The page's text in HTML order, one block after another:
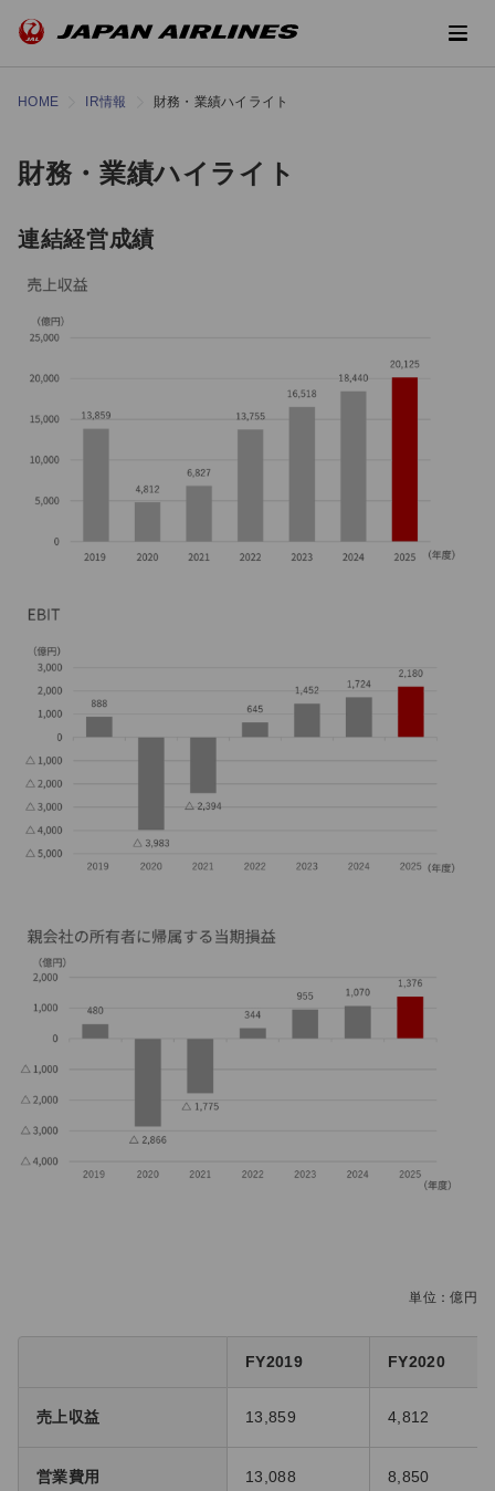
HOME IR情報 財務・業績ハイライト
財務・業績ハイライト
連結経営成績
単位：億円
FY2019 FY2020
売上収益 13,859 4,812
営業費用 13,088 8,850